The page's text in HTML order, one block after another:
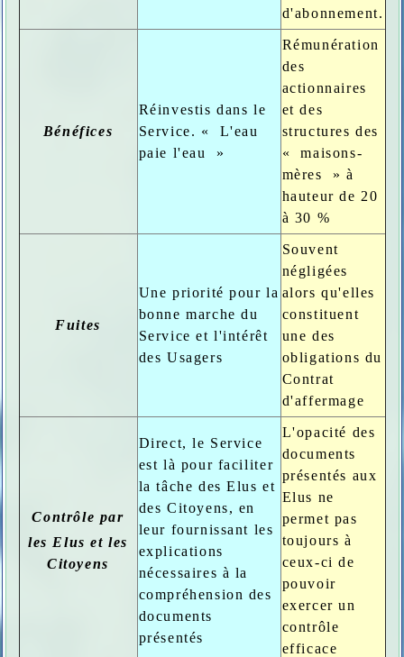
d'abonnement.
Bénéfices
Réinvestis dans le
Service. « L'eau
paie l'eau »
Rémunération
des
actionnaires
et des
structures des
« maisons-
mères » à
hauteur de 20
à 30 %
Fuites
Une priorité pour la
bonne marche du
Service et l'intérêt
des Usagers
Souvent
négligées
alors qu'elles
constituent
une des
obligations du
Contrat
d'affermage
Contrôle par
les Elus et les
Citoyens
Direct, le Service
est là pour faciliter
la tâche des Elus et
des Citoyens, en
leur fournissant les
explications
nécessaires à la
compréhension des
documents
présentés
L'opacité des
documents
présentés aux
Elus ne
permet pas
toujours à
ceux-ci de
pouvoir
exercer un
contrôle
efficace